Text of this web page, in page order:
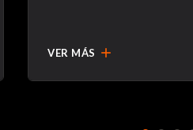
VER MÁS add